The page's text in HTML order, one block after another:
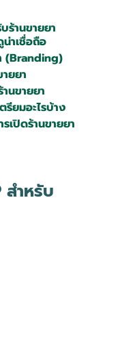
ร้านขายยา
าเชื่อถือ
(Branding)
ยยา
นขายยา
รียมอะไรบ้าง
เปิดร้านขายยา
สำหรับ